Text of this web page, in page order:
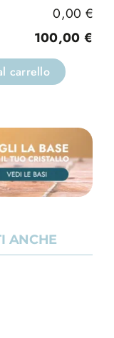
0,00 €
100,00 €
carrello
ANCHE